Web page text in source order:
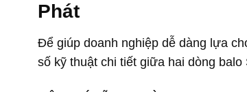
Phát
Để giúp doanh nghiệp dễ dàng lựa
số kỹ thuật chi tiết giữa hai dòng